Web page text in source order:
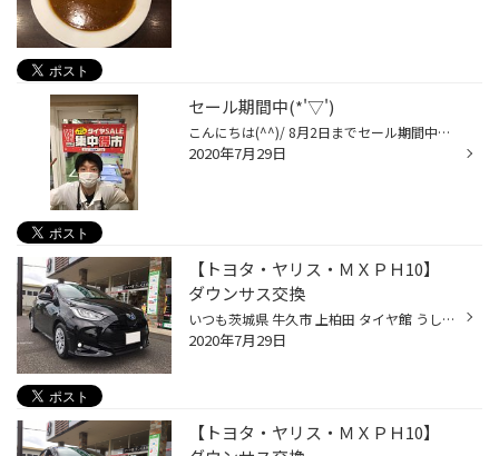
セール期間中(*'▽')
こんにちは(^^)/ 8月2日までセール期間中です！！ タイヤの事ならもちろん！！ お車のメンテナンスもお任せ下さい！！ 点検無料です(^_^)v タイヤ館アプリでお得な情報もゲット！！ 作業履歴も見れ、セール情報もアプリに届きます！！ タイヤ館アプリオススメですよ！！ ご来店お待ちしております！！
2020年7月29日
【トヨタ・ヤリス・ＭＸＰＨ10】
ダウンサス交換
いつも茨城県 牛久市 上柏田 タイヤ館 うしく上柏田店のWebを御覧の皆様ありがとうございます♪ 本日は、トヨタ ヤリス ＭＸＰＨ10 のダウンサス交換のご紹介です。 取付けましたダウンサスは エスペィア ダウンサス ＥＳＴ6423です。 ダウン量は Ｆ 20ｍｍ～25ｍｍ Ｒ 16ｍｍ～21ｍｍ になってお...
2020年7月29日
【トヨタ・ヤリス・ＭＸＰＨ10】